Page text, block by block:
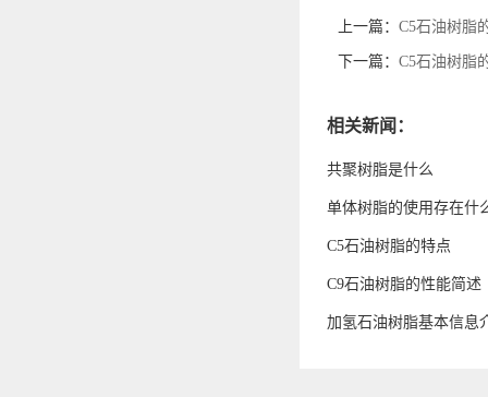
上一篇： C5石油树脂
下一篇： C5石油树脂
相关新闻：
共聚树脂是什么
单体树脂的使用存在什
C5石油树脂的特点
C9石油树脂的性能简述
加氢石油树脂基本信息